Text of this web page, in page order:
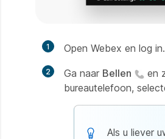
1 Open Webex en log in.
2 Ga naar Bellen en
bureautelefoon,
Als u liever